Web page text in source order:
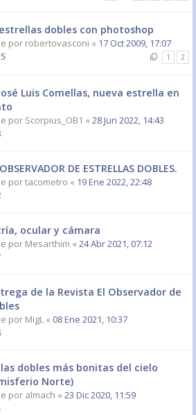
dobles con photoshop
por robertovasconi « 17 Oct 2009, 17:07
1 2
Luis Comellas, nueva estrella en
por Scorpius_OB1 « 28 Jun 2022, 14:43
DE ESTRELLAS DOBLES.
portacometro « 19 Ene 2022, 22:48
ocular y cámara
por Mesarthim « 24 Abr 2021, 07:12
de la Revista El Observador de
por MigL « 08 Ene 2021, 10:37
dobles más bonitas del cielo
Norte)
por almach « 23 Dic 2020, 11:59